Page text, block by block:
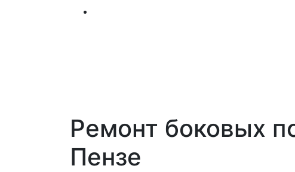
Ремонт боковых
Пензе